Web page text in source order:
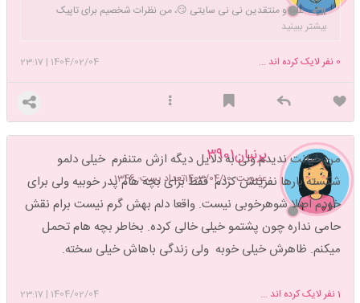
علما و منتقدین نی نی سایتی 😏، من نظرات شخصیم برای تاپیک
کاربرها مینویسم مخالفین ریپ نزنید با تچچچکربیشتر ببینید
1404/02/04
|
23:17 0 نفر لایک کرده اند ...
پرنیان3901
عضویت: 1403/04/10 تعداد پست: 1346
من خیانت ندیدم ولی به دلایل دیگه ازش متنفرم خیلی دلمو
شکسته بارها نفرینش کردم فقط برای بچه هام پدر خوبیه ولی برای
خودم اصلا شوهرخوبی نیست. واقعا دلم بهش گرم نیست برام نقش
حامی نداره چون پشتمو خیلی خالی کرده. بخاطر بچه هام تحمل
میکنم. ظاهرش خیلی خوبه ولی زندگی باهاش خیلی سخته.
1404/02/04
|
23:17 1نفر لایک کرده اند ...